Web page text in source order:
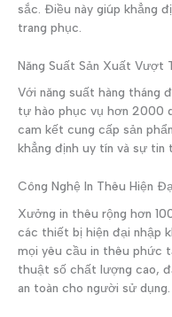
sắc. Điều này giúp khẳng
trang phục.
Năng Suất Sản Xuất Vượt
Với năng suất hàng tháng
tự hào phục vụ hơn 2000
cam kết cung cấp sản
khẳng định uy tín và sự tin
Công Nghệ In Thêu Hiện
Xưởng in thêu rộng hơn
các thiết bị hiện đại nhập
mọi yêu cầu in thêu phức
thuật số chất lượng cao,
an toàn cho người sử dụng.